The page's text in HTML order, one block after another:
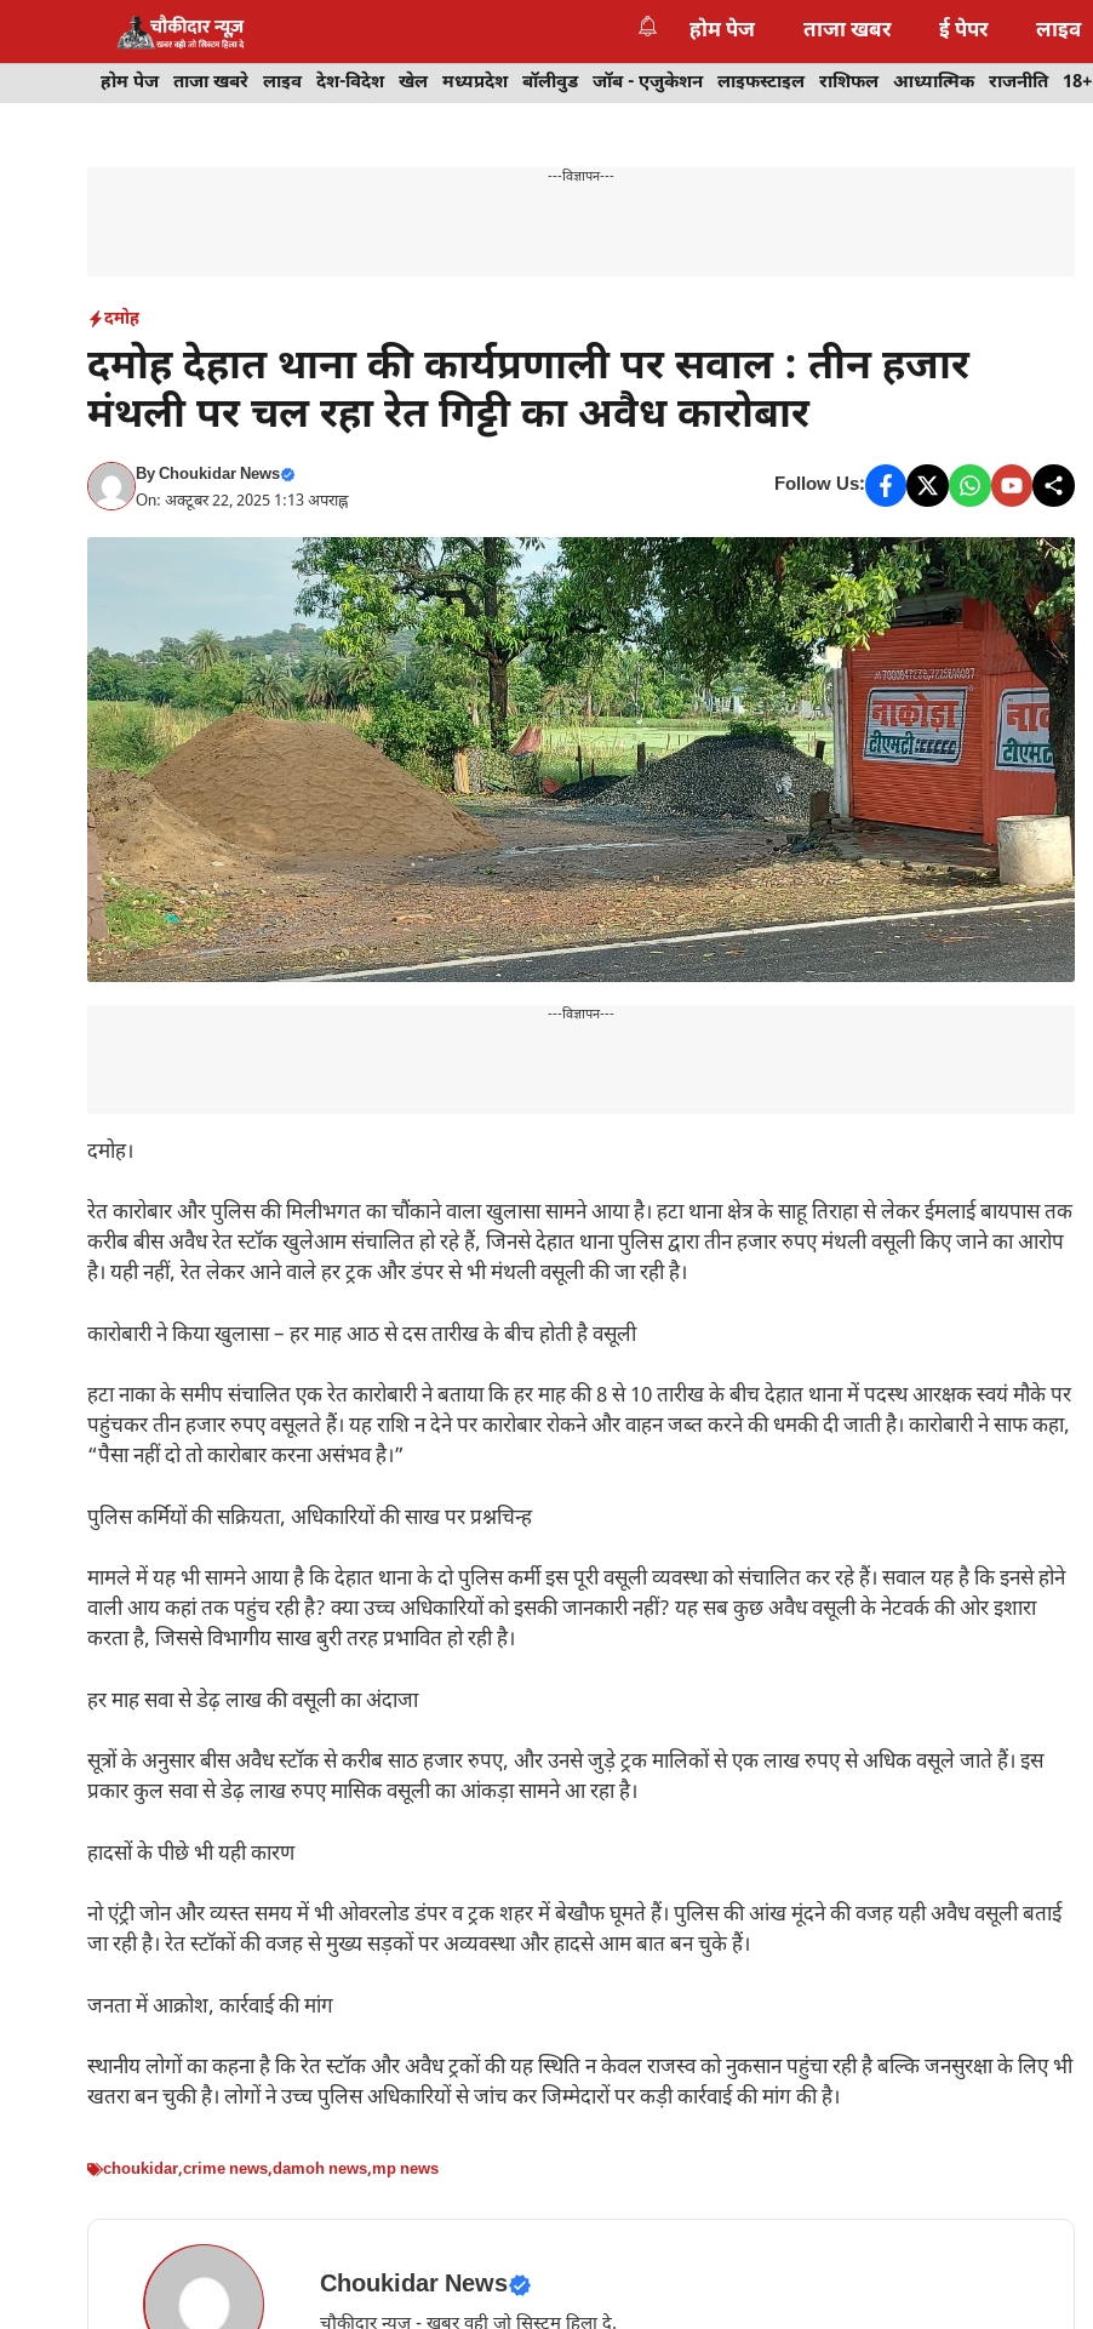
होम पेज ताजा खबर ई पेपर लाइव
होम पेज ताजा खबरे लाइव देश-विदेश खेल मध्यप्रदेश बॉलीवुड जॉब - एजुकेशन लाइफस्टाइल राशिफल आध्यात्मिक राजनीति 18+
---विज्ञापन---
दमोह
दमोह देहात थाना की कार्यप्रणाली पर सवाल : तीन हजार
मंथली पर चल रहा रेत गिट्टी का अवैध कारोबार
ByChoukidar News
On: अक्टूबर 22, 2025 1:13 अपराह्न
Follow Us:
---विज्ञापन---
दमोह।
रेत कारोबार और पुलिस की मिलीभगत का चौंकाने वाला खुलासा सामने आया है। हटा थाना क्षेत्र के साहू तिराहा से लेकर ईमलाई बायपास तक
करीब बीस अवैध रेत स्टॉक खुलेआम संचालित हो रहे हैं, जिनसे देहात थाना पुलिस द्वारा तीन हजार रुपए मंथली वसूली किए जाने का आरोप
है। यही नहीं, रेत लेकर आने वाले हर ट्रक और डंपर से भी मंथली वसूली की जा रही है।
कारोबारी ने किया खुलासा – हर माह आठ से दस तारीख के बीच होती है वसूली
हटा नाका के समीप संचालित एक रेत कारोबारी ने बताया कि हर माह की 8 से 10 तारीख के बीच देहात थाना में पदस्थ आरक्षक स्वयं मौके पर
पहुंचकर तीन हजार रुपए वसूलते हैं। यह राशि न देने पर कारोबार रोकने और वाहन जब्त करने की धमकी दी जाती है। कारोबारी ने साफ कहा,
“पैसा नहीं दो तो कारोबार करना असंभव है।”
पुलिस कर्मियों की सक्रियता, अधिकारियों की साख पर प्रश्नचिन्ह
मामले में यह भी सामने आया है कि देहात थाना के दो पुलिस कर्मी इस पूरी वसूली व्यवस्था को संचालित कर रहे हैं। सवाल यह है कि इनसे होने
वाली आय कहां तक पहुंच रही है? क्या उच्च अधिकारियों को इसकी जानकारी नहीं? यह सब कुछ अवैध वसूली के नेटवर्क की ओर इशारा
करता है, जिससे विभागीय साख बुरी तरह प्रभावित हो रही है।
हर माह सवा से डेढ़ लाख की वसूली का अंदाजा
सूत्रों के अनुसार बीस अवैध स्टॉक से करीब साठ हजार रुपए, और उनसे जुड़े ट्रक मालिकों से एक लाख रुपए से अधिक वसूले जाते हैं। इस
प्रकार कुल सवा से डेढ़ लाख रुपए मासिक वसूली का आंकड़ा सामने आ रहा है।
हादसों के पीछे भी यही कारण
नो एंट्री जोन और व्यस्त समय में भी ओवरलोड डंपर व ट्रक शहर में बेखौफ घूमते हैं। पुलिस की आंख मूंदने की वजह यही अवैध वसूली बताई
जा रही है। रेत स्टॉकों की वजह से मुख्य सड़कों पर अव्यवस्था और हादसे आम बात बन चुके हैं।
जनता में आक्रोश, कार्रवाई की मांग
स्थानीय लोगों का कहना है कि रेत स्टॉक और अवैध ट्रकों की यह स्थिति न केवल राजस्व को नुकसान पहुंचा रही है बल्कि जनसुरक्षा के लिए भी
खतरा बन चुकी है। लोगों ने उच्च पुलिस अधिकारियों से जांच कर जिम्मेदारों पर कड़ी कार्रवाई की मांग की है।
choukidar,crime news,damoh news,mp news
Choukidar News